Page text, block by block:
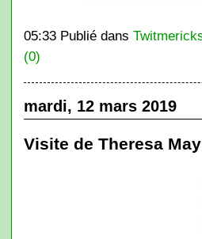
05:33 Publié dans
(0)
mardi, 12 mars 2019
Visite de Theresa